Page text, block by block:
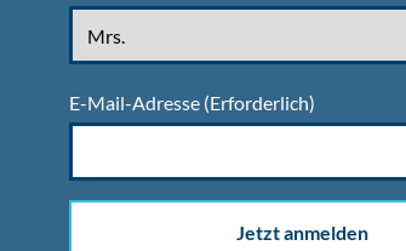
E-Mail-Adresse (Erforderlich)
Jetzt anmelden